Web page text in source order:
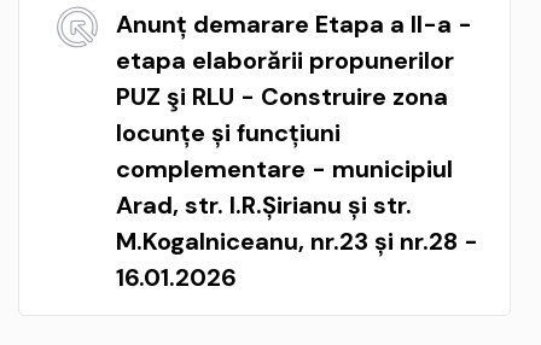
Anunț demarare Etapa a II-a -
etapa elaborării propunerilor
PUZ şi RLU - Construire zona
locunțe și funcțiuni
complementare - municipiul
Arad, str. I.R.Șirianu și str.
M.Kogalniceanu, nr.23 și nr.28 -
16.01.2026